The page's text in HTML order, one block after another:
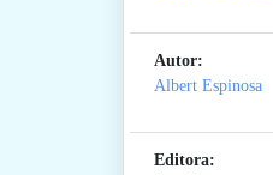
Autor:
Albert Espinosa
Editora: